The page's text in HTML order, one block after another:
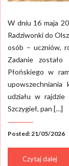
W dniu 16 maja
Radziwonki do
osób – uczniów,
Zadanie
Płońskiego w
udziału w rajdzie
Szczygieł, pan […]
Posted: 21/05/2026
Czytaj dalej